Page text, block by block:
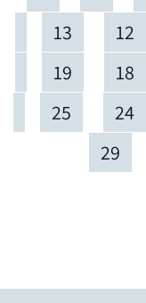
12
13
18
19
24
25
29